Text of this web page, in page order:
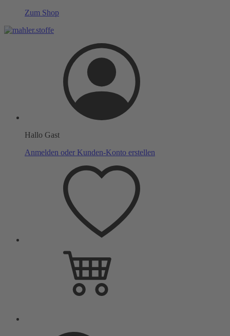
Zum Shop
Hallo Gast
Anmelden oder Kunden-Konto erstellen